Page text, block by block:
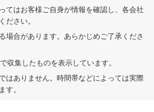
てはお客様ご自身が情報を確認し、各会社
ださい。
場合があります。あらかじめご了承くださ
収集したものを表示しています。
はありません。時間帯などによっては実際
。